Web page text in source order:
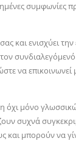
συμφωνίες
και ενισχύει
να επικοινωνεί
όχι μόνο
συχνά
και μπορούν να